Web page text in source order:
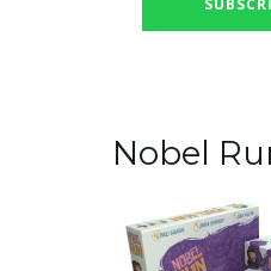
Nobel